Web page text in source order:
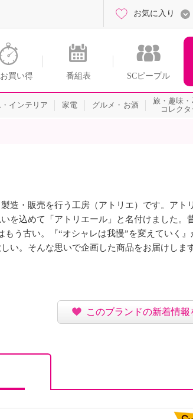
チャンネル
買い得 番組表 SCピープル
お気に入り
インテリア 家電 グルメ・お酒
旅・趣味・
コレク
造・販売を行う工房（アトリエ）です。アト
を込めて「アトリエール」と名付けました。
う古い。『“オシャレは我慢”を変えていく
い。そんな思いで企画した商品をお届けします
このブランドの新着情報